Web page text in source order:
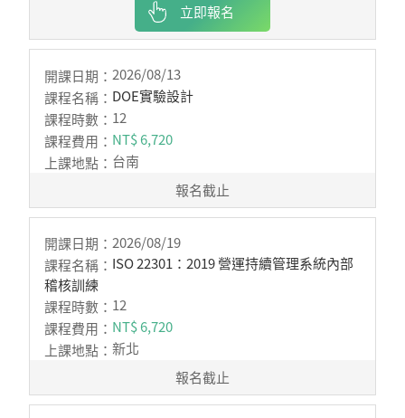
立即報名
2026/08/13
DOE實驗設計
12
NT$ 6,720
台南
報名截止
2026/08/19
ISO 22301：2019 營運持續管理系統內部
稽核訓練
12
NT$ 6,720
新北
報名截止